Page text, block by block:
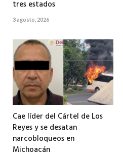
tres estados
3 agosto, 2026
Cae líder del Cártel de Los
Reyes y se desatan
narcobloqueos en
Michoacán